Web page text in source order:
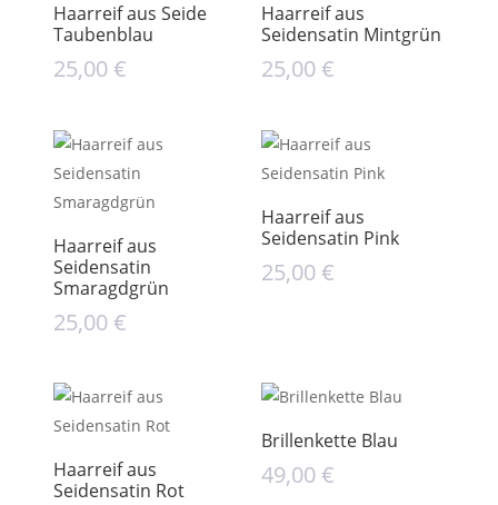
Haarreif aus Seide
Taubenblau
25,00€
Haarreif aus
Seidensatin Mintgrün
25,00€
Haarreif aus
Seidensatin
Smaragdgrün
25,00€
Haarreif aus
Seidensatin Pink
25,00€
Haarreif aus
Seidensatin Rot
Brillenkette Blau
49,00€